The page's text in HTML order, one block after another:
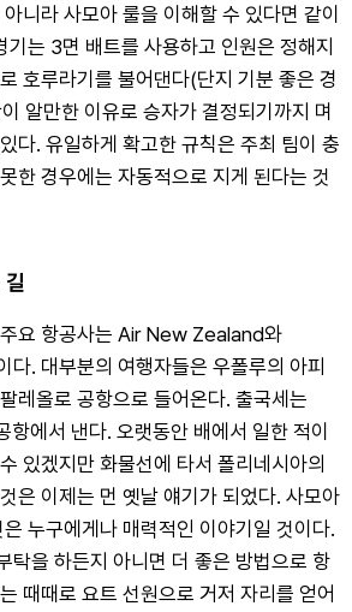
니라 사모아 룰을 이해할 수 있다면 같이
기는 3면 배트를 사용하고 인원은 정해지
호루라기를 불어댄다(단지 기분 좋은 경
알만한 이유로 승자가 결정되기까지 며
다. 유일하게 확고한 규칙은 주최 팀이 충
한 경우에는 자동적으로 지게 된다는 것
요 항공사는 Air New Zealand와
. 대부분의 여행자들은 우폴루의 아피
레올로 공항으로 들어온다. 출국세는
에서 낸다. 오랫동안 배에서 일한 적이
있겠지만 화물선에 타서 폴리네시아의
은 이제는 먼 옛날 얘기가 되었다. 사모아
누구에게나 매력적인 이야기일 것이다.
탁을 하든지 아니면 더 좋은 방법으로 항
때때로 요트 선원으로 거저 자리를 얻어